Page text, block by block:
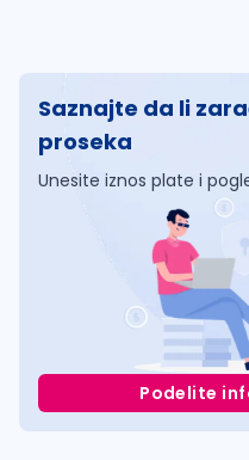
Saznajte da li
proseka
Unesite iznos plate i
Podelite